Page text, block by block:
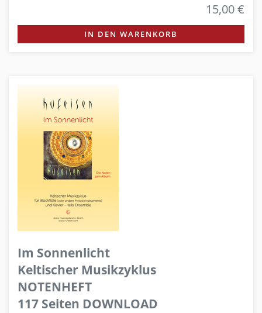
15,00 €
IN DEN WARENKORB
Im Sonnenlicht
Keltischer Musikzyklus
NOTENHEFT
117 Seiten DOWNLOAD